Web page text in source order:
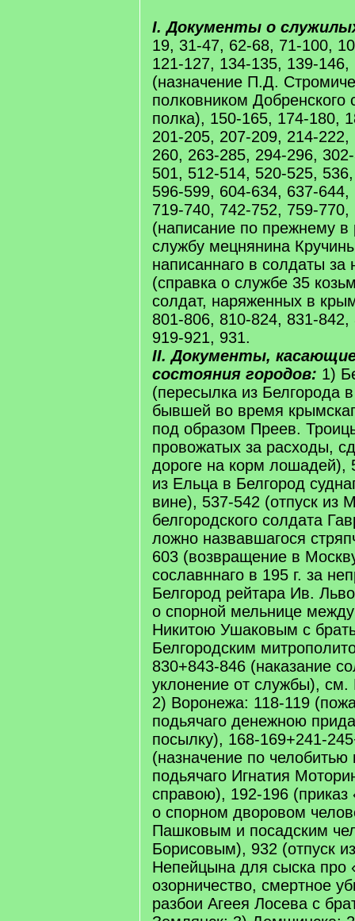
I. Документы о
19, 31-47, 62-68, 71-100,
121-127, 134-135, 139-146,
(назначение П.Д.
полковником Добренского
полка), 150-165, 174-180,
201-205, 207-209, 214-
260, 263-285, 294-296,
501, 512-514, 520-525,
596-599, 604-634, 637-
719-740, 742-752, 759-770,
(написание по прежнему в
службу мецнянина
написаннаго в солдаты за
(справка о службе 35
солдат, наряженных в
801-806, 810-824, 831-
919-921, 931.
II. Документы,
состояния городов: 1)
(пересылка из Белгорода
бывшей во время
под образом Преев.
провожатых за расходы,
дороге на корм лошадей),
из Ельца в Белгород
вине), 537-542 (отпуск из
белгородского солдата
ложно назвавшагося
603 (возвращение в
сославннаго в 195 г. за
Белгород рейтара Ив.
о спорной мельнице
Никитою Ушаковым с
Белгородским
830+843-846 (наказание
уклонение от службы),
2) Воронежа: 118-119
подьячаго денежною
посылку), 168-169+241-
(назначение по челобитью
подьячаго Игнатия
справою), 192-196 (приказ
о спорном дворовом
Пашковым и посадским
Борисовым), 932 (отпуск
Непейцына для сыска про
озорничество, смертное
разбои Агеея Лосева с